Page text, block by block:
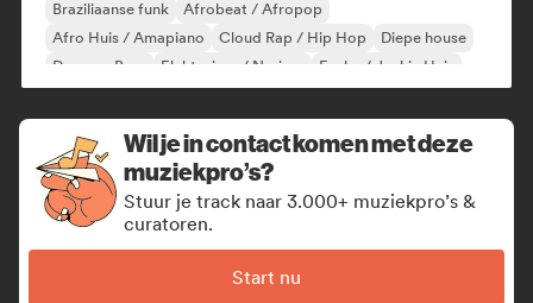
Braziliaanse funk
Afrobeat / Afropop
Afro Huis / Amapiano
Cloud Rap / Hip Hop
Diepe house
Drum en Bass
Elektrojazz / Nu-jazz Funky / Jackin Huis
Wil je in contact komen met deze
muziekpro’s?
Stuur je track naar 3.000+ muziekpro’s &
curatoren.
Start nu